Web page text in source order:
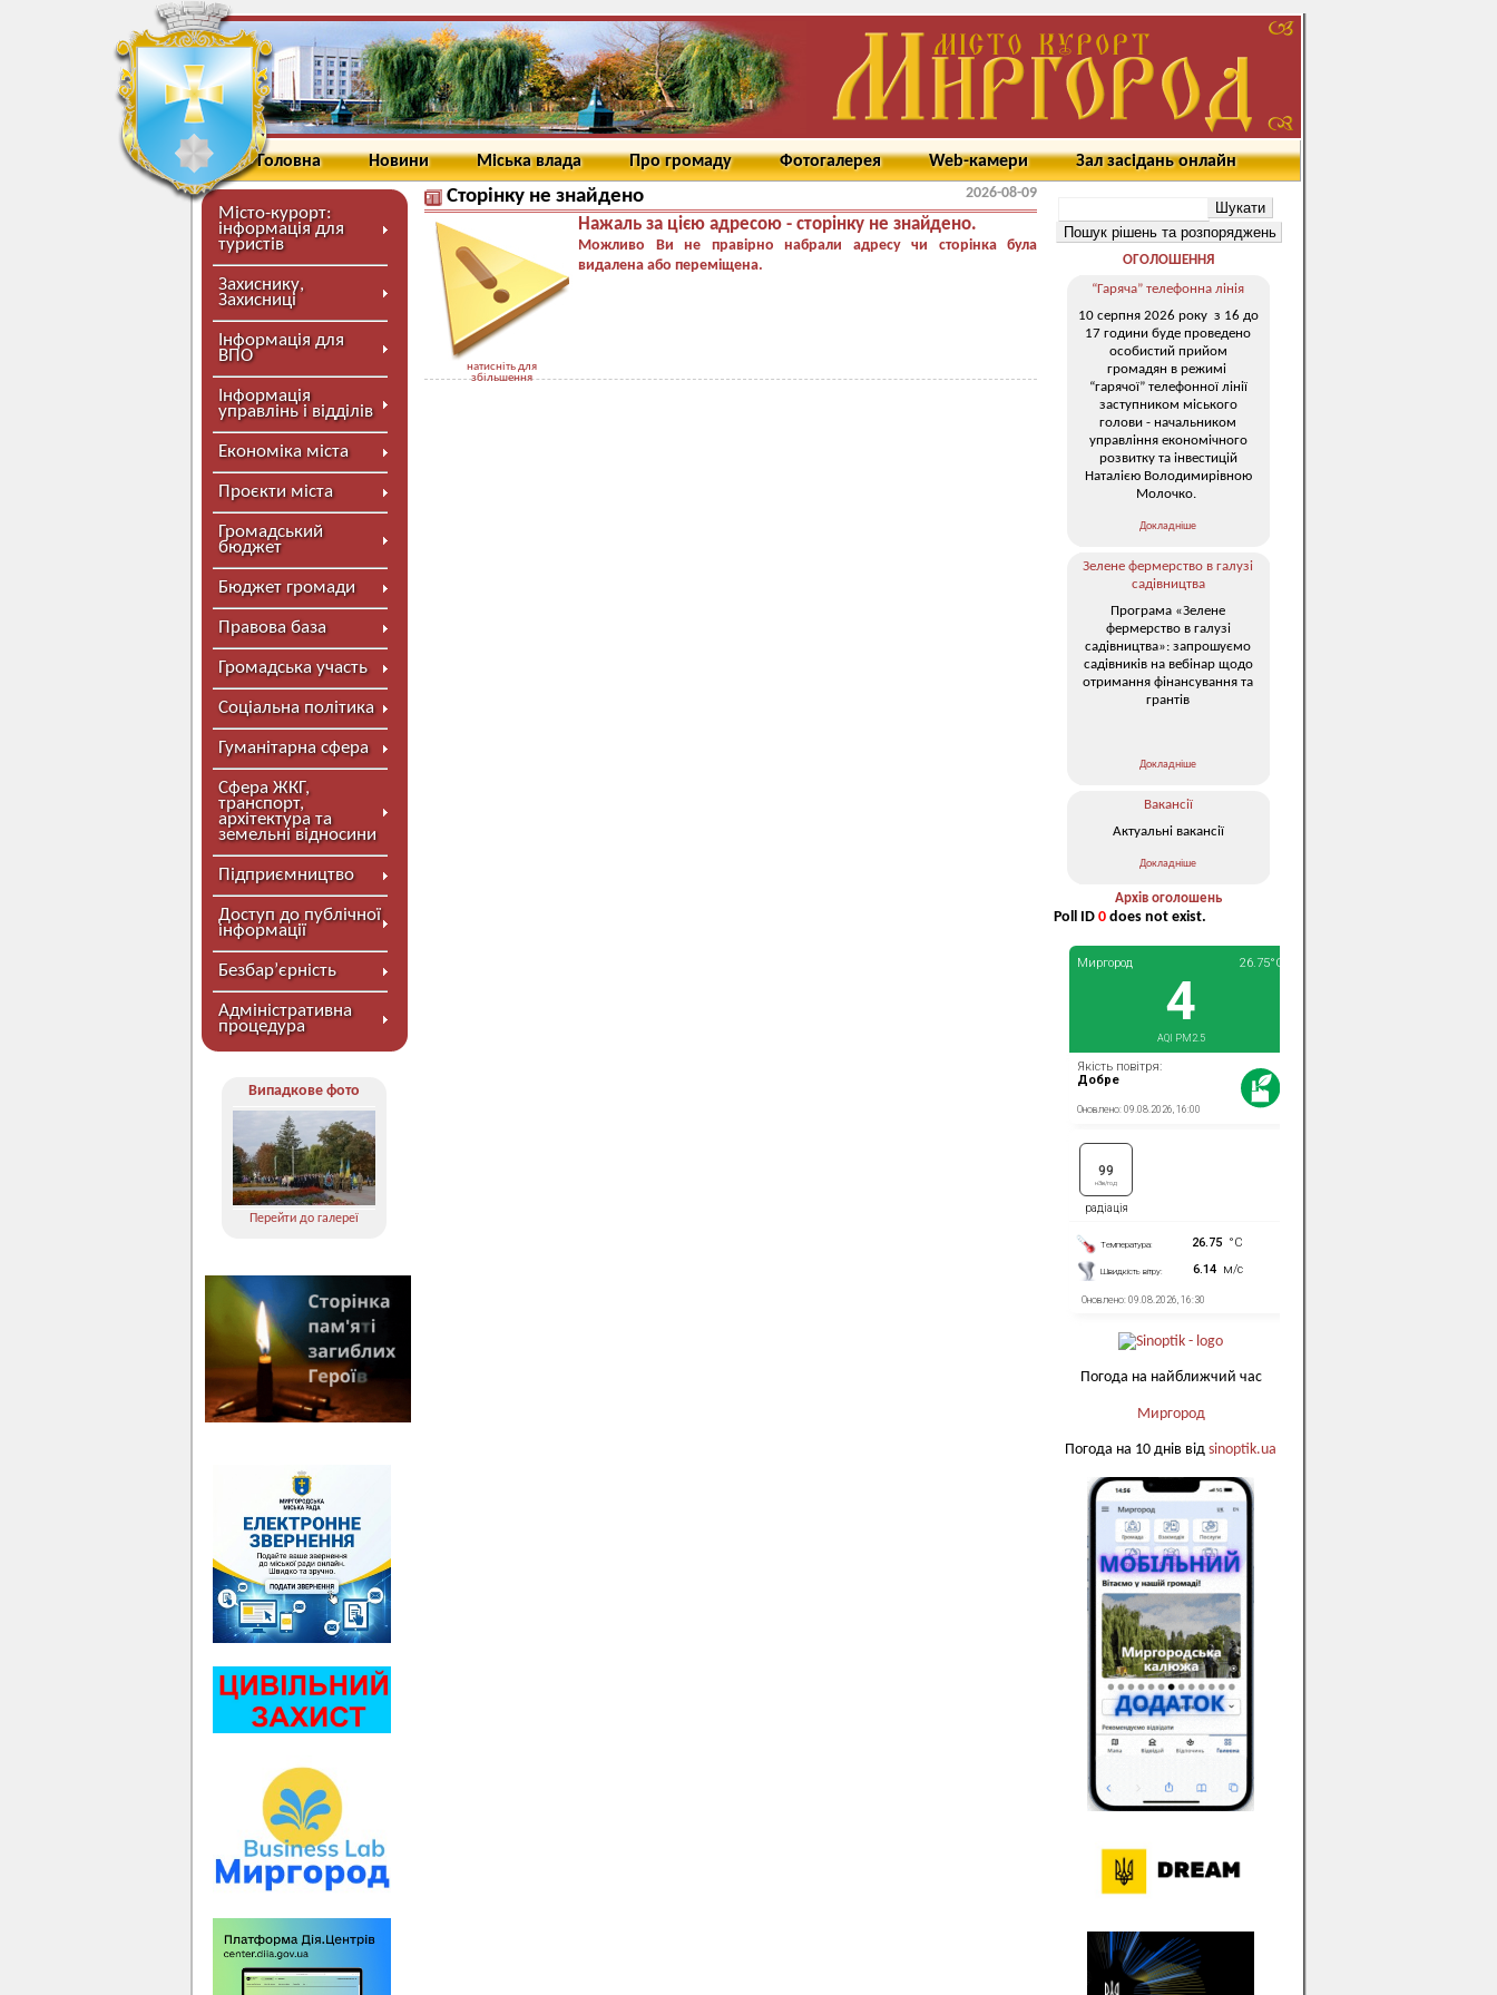
Головна Новини Міська влада Про громаду Фотогалерея Web-камери Зал засідань онлайн
Місто-курорт:
інформація для
туристів
Захиснику,
Захисниці
Інформація для
ВПО
Інформація
управлінь і відділів
Економіка міста
Проєкти міста
Громадський
бюджет
Бюджет громади
Правова база
Громадська участь
Соціальна політика
Гуманітарна сфера
Сфера ЖКГ,
транспорт,
архітектура та
земельні відносини
Підприємництво
Доступ до публічної
інформації
Безбар’єрність
Адміністративна
процедура
Випадкове фото
Перейти до галереї
Сторінку не знайдено 2026-08-09
натисніть для
збільшення
Нажаль за цією адресою - сторінку не знайдено.
Можливо Ви не правірно набрали адресу чи сторінка була
видалена або переміщена.
ОГОЛОШЕННЯ
“Гаряча” телефонна лінія
10 серпня 2026 року з 16 до
17 години буде проведено
особистий прийом
громадян в режимі
“гарячої” телефонної лінії
заступником міського
голови - начальником
управління економічного
розвитку та інвестицій
Наталією Володимирівною
Молочко.
Докладніше
Зелене фермерство в галузі
садівництва
Програма «Зелене
фермерство в галузі
садівництва»: запрошуємо
садівників на вебінар щодо
отримання фінансування та
грантів
Докладніше
Вакансії
Актуальні вакансії
Докладніше
Архів оголошень
Poll ID 0 does not exist.
Погода на найближчий час
Миргород
Погода на 10 днів від sinoptik.ua